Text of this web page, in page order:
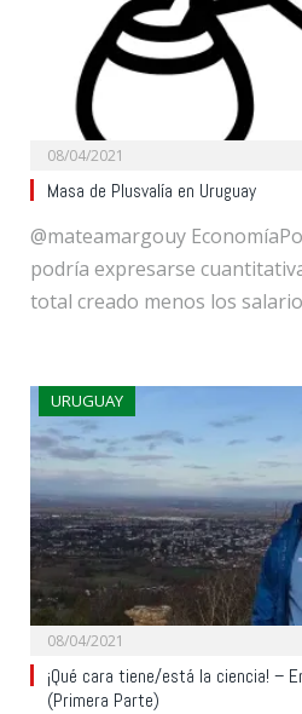
08/04/2021
Masa de Plusvalía en Uruguay
@mateamargouy
podría expresarse
total creado menos los
URUGUAY
08/04/2021
¡Qué cara tiene/está la ciencia! –
(Primera Parte)